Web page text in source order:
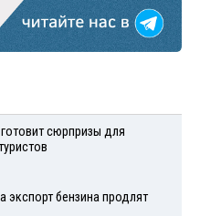
сюрпризы для
экспорт бензина продлят